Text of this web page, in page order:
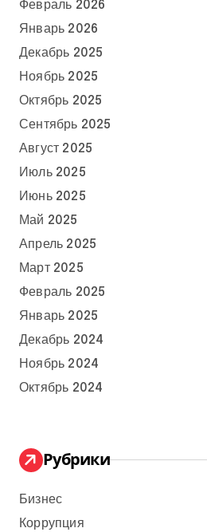
Февраль 2026
Январь 2026
Декабрь 2025
Ноябрь 2025
Октябрь 2025
Сентябрь 2025
Август 2025
Июль 2025
Июнь 2025
Май 2025
Апрель 2025
Март 2025
Февраль 2025
Январь 2025
Декабрь 2024
Ноябрь 2024
Октябрь 2024
Рубрики
Бизнес
Коррупция